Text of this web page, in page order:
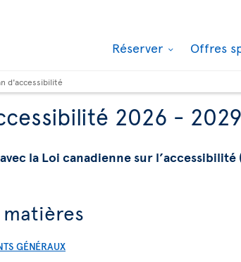
Réserver Offres
d'accessibilité
2026 - 2029
la Loi canadienne sur l’accessibilité
GÉNÉRAUX